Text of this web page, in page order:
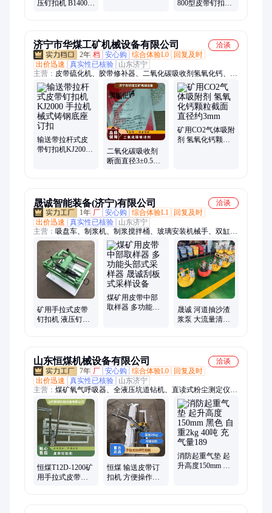
压钉扣机 B1400高
800型皮带钉扣机
济宁市华煤工矿机械设备有限公司
洽谈
2年 档 安心购 综合体验L0
回复及时
出价迅速
真实性已核验
山东济宁
主营： 皮带硫化机、胶带修补器、二氧化碳吸收剂氢氧化钙、一
氧化碳吸收剂
输送带拉杆式皮
带钉扣机KJ2000
二氧化碳吸收剂
断面直径3±0.5mm
矿用CO2气体吸附
剂 氢氧化钙颗粒
晟诚智能装备(济宁)有限公司
洽谈
1年 厂 安心购 综合体验L1
回复及时
出价迅速
真实性已核验
山东济宁
主营： 吸盘车、制浆机、制浆搅拌桶、玻璃安装机械手、双缸液
压剪、水泥搅拌桶、矿灯充电柜、大开口大力剪
矿用手拉式皮带
钉扣机 液压钉扣
煤矿用皮带中部
取样器 多功能头
晟诚 河道抽沙渣
浆泵 大流量清淤
山东恒煤机械设备有限公司
洽谈
7年 厂 安心购 综合体验L0
回复及时
出价迅速
真实性已核验
山东济宁
主营： 煤矿氧气呼吸器、全液压坑道钻机、直读式粉尘测定仪、
皮带钉扣机、矿用乳化液泵配件、矿用钻机配件、煤矿消防救
护、氧气测定器、灾区电话、氢氧化钙、二氧化碳吸收剂、煤矿
绞车、煤矿注浆泵、矿用孔板流量计、轨道道口板、自动苏生
器、空气呼吸器、氧气充填泵、消防破拆工具、道口板、消防救
护器材、煤矿井下用自动隔爆装置、泄露通讯装置、抱索器
恒煤T12D-1200矿
用手拉式皮带钉
恒煤 输送皮带订
扣机 方便操作
消防起重气垫 起
升高度150mm 黑